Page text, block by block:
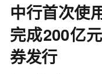
中行首次使
完成200亿
券发行